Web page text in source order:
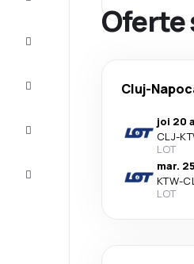
Oferte
Cluj-
joi 20
CLJ-
LOT
mar.
KTW-
LOT